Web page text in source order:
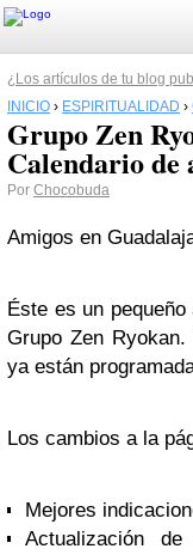
¿Los artículos de tu blog
INICIO › ESPIRITUALIDAD ›
Grupo Zen
Calendario de
Por Chocobuda
Amigos en
Éste es un
Grupo Zen
ya están
Los cambios a la
Mejores
Actualización